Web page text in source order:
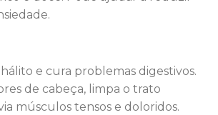
e cura problemas digestivos.
de cabeça, limpa o trato
músculos tensos e doloridos.